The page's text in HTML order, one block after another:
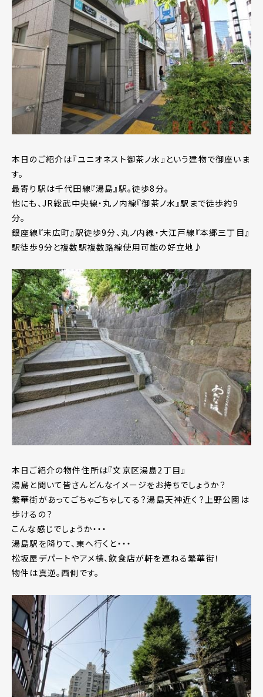
本日のご紹介は『ユニオネスト御茶ノ水』という建物で御座いま
す。
最寄り駅は千代田線『湯島』駅。徒歩8分。
他にも、JR総武中央線・丸ノ内線『御茶ノ水』駅まで徒歩約9
分。
銀座線『末広町』駅徒歩9分、丸ノ内線・大江戸線『本郷三丁目』
駅徒歩9分と複数駅複数路線使用可能の好立地♪
本日ご紹介の物件住所は『文京区湯島2丁目』
湯島と聞いて皆さんどんなイメージをお持ちでしょうか？
繁華街があってごちゃごちゃしてる？湯島天神近く？上野公園は
歩けるの？
こんな感じでしょうか・・・
湯島駅を降りて、東へ行くと・・・
松坂屋デパートやアメ横、飲食店が軒を連ねる繁華街！
物件は真逆。西側です。